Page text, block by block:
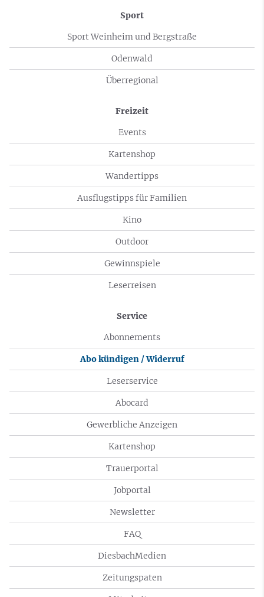
Sport
Sport Weinheim und Bergstraße
Odenwald
Überregional
Freizeit
Events
Kartenshop
Wandertipps
Ausflugstipps für Familien
Kino
Outdoor
Gewinnspiele
Leserreisen
Service
Abonnements
Abo kündigen / Widerruf
Leserservice
Abocard
Gewerbliche Anzeigen
Kartenshop
Trauerportal
Jobportal
Newsletter
FAQ
DiesbachMedien
Zeitungspaten